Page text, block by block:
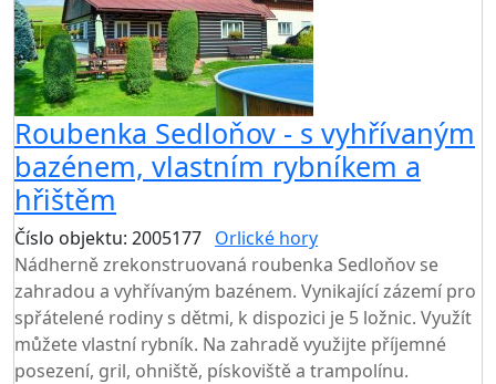
Roubenka Sedloňov - s vyhřívaným
bazénem, vlastním rybníkem a
hřištěm
Číslo objektu: 2005177 Orlické hory
Nádherně zrekonstruovaná roubenka Sedloňov se
zahradou a vyhřívaným bazénem. Vynikající zázemí pro
spřátelené rodiny s dětmi, k dispozici je 5 ložnic. Využít
můžete vlastní rybník. Na zahradě využijte příjemné
posezení, gril, ohniště, pískoviště a trampolínu.